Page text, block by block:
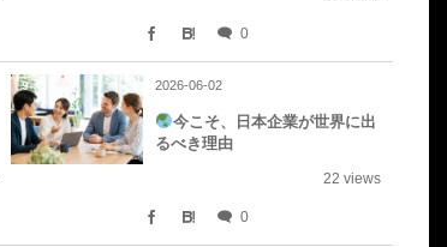
0
2026-06-02
今こそ、日本企業が世界に出
るべき理由
22 views
0
9